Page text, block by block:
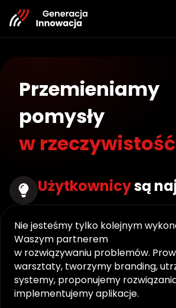
Aktualności
Projekty
Wystąpienia
Zespół
Oferta
Blog
Careers
Docs
Przemieniamy
pomysły
w rzeczywistość
Użytkownicy są
Nie jesteśmy tylko kolejnym
Waszym partnerem
w rozwiązywaniu problemów.
warsztaty, tworzymy branding,
systemy, proponujemy
implementujemy aplikacje.